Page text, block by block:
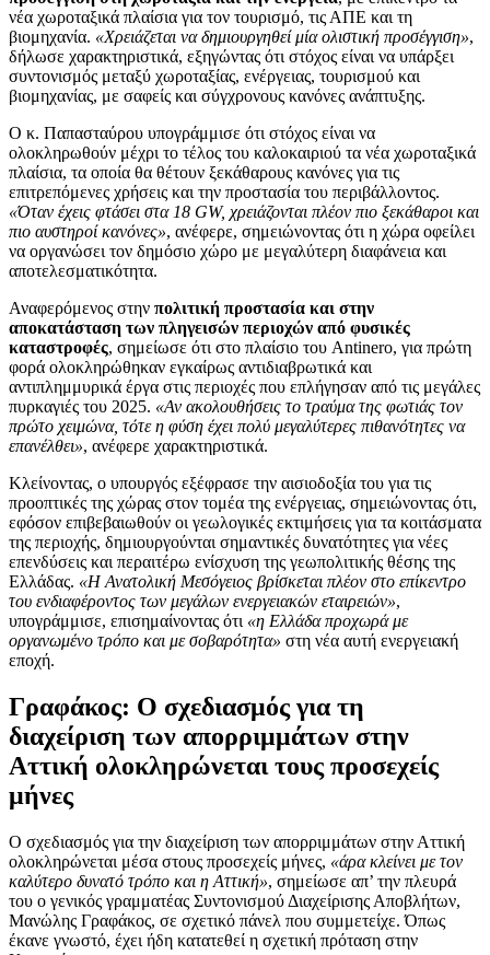
νέα χωροταξικά πλαίσια για τον τουρισμό, τις ΑΠΕ και τη
βιομηχανία. «Χρειάζεται να δημιουργηθεί μία ολιστική προσέγγιση»,
δήλωσε χαρακτηριστικά, εξηγώντας ότι στόχος είναι να υπάρξει
συντονισμός μεταξύ χωροταξίας, ενέργειας, τουρισμού και
βιομηχανίας, με σαφείς και σύγχρονους κανόνες ανάπτυξης.
Ο κ. Παπασταύρου υπογράμμισε ότι στόχος είναι να
ολοκληρωθούν μέχρι το τέλος του καλοκαιριού τα νέα χωροταξικά
πλαίσια, τα οποία θα θέτουν ξεκάθαρους κανόνες για τις
επιτρεπόμενες χρήσεις και την προστασία του περιβάλλοντος.
«Όταν έχεις φτάσει στα 18 GW, χρειάζονται πλέον πιο ξεκάθαροι και
πιο αυστηροί κανόνες», ανέφερε, σημειώνοντας ότι η χώρα οφείλει
να οργανώσει τον δημόσιο χώρο με μεγαλύτερη διαφάνεια και
αποτελεσματικότητα.
Αναφερόμενος στην πολιτική προστασία και στην
αποκατάσταση των πληγεισών περιοχών από φυσικές
καταστροφές, σημείωσε ότι στο πλαίσιο του Antinero, για πρώτη
φορά ολοκληρώθηκαν εγκαίρως αντιδιαβρωτικά και
αντιπλημμυρικά έργα στις περιοχές που επλήγησαν από τις μεγάλες
πυρκαγιές του 2025. «Αν ακολουθήσεις το τραύμα της φωτιάς τον
πρώτο χειμώνα, τότε η φύση έχει πολύ μεγαλύτερες πιθανότητες να
επανέλθει», ανέφερε χαρακτηριστικά.
Κλείνοντας, ο υπουργός εξέφρασε την αισιοδοξία του για τις
προοπτικές της χώρας στον τομέα της ενέργειας, σημειώνοντας ότι,
εφόσον επιβεβαιωθούν οι γεωλογικές εκτιμήσεις για τα κοιτάσματα
της περιοχής, δημιουργούνται σημαντικές δυνατότητες για νέες
επενδύσεις και περαιτέρω ενίσχυση της γεωπολιτικής θέσης της
Ελλάδας. «Η Ανατολική Μεσόγειος βρίσκεται πλέον στο επίκεντρο
του ενδιαφέροντος των μεγάλων ενεργειακών εταιρειών»,
υπογράμμισε, επισημαίνοντας ότι «η Ελλάδα προχωρά με
οργανωμένο τρόπο και με σοβαρότητα» στη νέα αυτή ενεργειακή
εποχή.
Γραφάκος: Ο σχεδιασμός για τη
διαχείριση των απορριμμάτων στην
Αττική ολοκληρώνεται τους προσεχείς
μήνες
Ο σχεδιασμός για την διαχείριση των απορριμμάτων στην Αττική
ολοκληρώνεται μέσα στους προσεχείς μήνες, «άρα κλείνει με τον
καλύτερο δυνατό τρόπο και η Αττική», σημείωσε απ’ την πλευρά
του ο γενικός γραμματέας Συντονισμού Διαχείρισης Αποβλήτων,
Μανώλης Γραφάκος, σε σχετικό πάνελ που συμμετείχε. Όπως
έκανε γνωστό, έχει ήδη κατατεθεί η σχετική πρόταση στην